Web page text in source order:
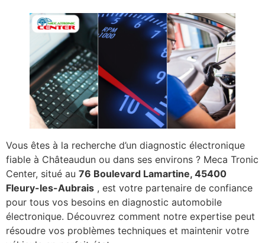
Vous êtes à la recherche d’un diagnostic électronique
fiable à Châteaudun ou dans ses environs ? Meca Tronic
Center, situé au 76 Boulevard Lamartine, 45400
Fleury-les-Aubrais , est votre partenaire de confiance
pour tous vos besoins en diagnostic automobile
électronique. Découvrez comment notre expertise peut
résoudre vos problèmes techniques et maintenir votre